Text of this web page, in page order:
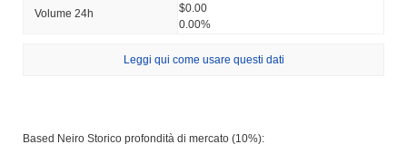
Volume 24h
$0.00
0.00%
Leggi qui come usare questi dati
Based Neiro Storico profondità di mercato (10%):